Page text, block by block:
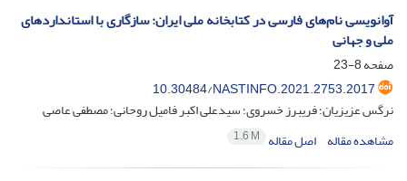
آوانویسی نام‌های فارسی در کتابخانه ملی ایران: سازگاری با استانداردهای
ملی و جهانی
صفحه8-23
10.30484/NASTINFO.2021.2753.2017
نرگس عزیزیان؛ فریبرز خسروی؛ سیدعلی اکبر فامیل روحانی؛ مصطفی عاصی
مشاهده مقاله اصل مقاله 1.6 M